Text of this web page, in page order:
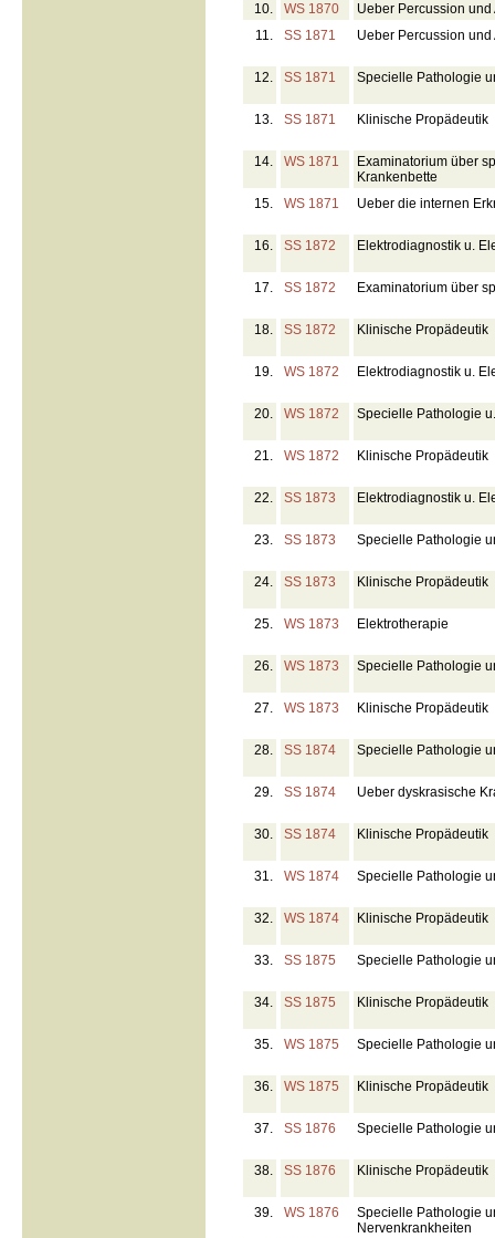
10.
WS 1870
Ueber Percussion und
11.
SS 1871 Ueber Percussion und
12. SS 1871 Specielle Pathologie
13. SS 1871 Klinische Propädeutik
14. WS 1871
Examinatorium über
Krankenbette
15.
WS 1871 Ueber die internen
16. SS 1872 Elektrodiagnostik u.
17. SS 1872 Examinatorium über
18. SS 1872 Klinische Propädeutik
19. WS 1872 Elektrodiagnostik u.
20. WS 1872 Specielle Pathologie
21. WS 1872 Klinische Propädeutik
22. SS 1873 Elektrodiagnostik u.
23. SS 1873 Specielle Pathologie
24. SS 1873 Klinische Propädeutik
25. WS 1873 Elektrotherapie
26. WS 1873 Specielle Pathologie
27. WS 1873 Klinische Propädeutik
28. SS 1874 Specielle Pathologie
29. SS 1874 Ueber dyskrasische
30. SS 1874 Klinische Propädeutik
31. WS 1874 Specielle Pathologie
32. WS 1874 Klinische Propädeutik
33. SS 1875 Specielle Pathologie
34. SS 1875 Klinische Propädeutik
35. WS 1875 Specielle Pathologie
36. WS 1875 Klinische Propädeutik
37. SS 1876 Specielle Pathologie
38. SS 1876 Klinische Propädeutik
39. WS 1876
Specielle Pathologie
Nervenkrankheiten